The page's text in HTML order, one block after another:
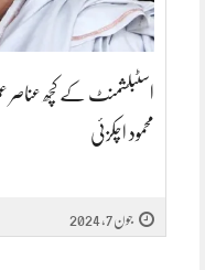
اسٹبلشمنٹ کے کچھ عناصر
محمود اچکزئی
جون 7, 2024